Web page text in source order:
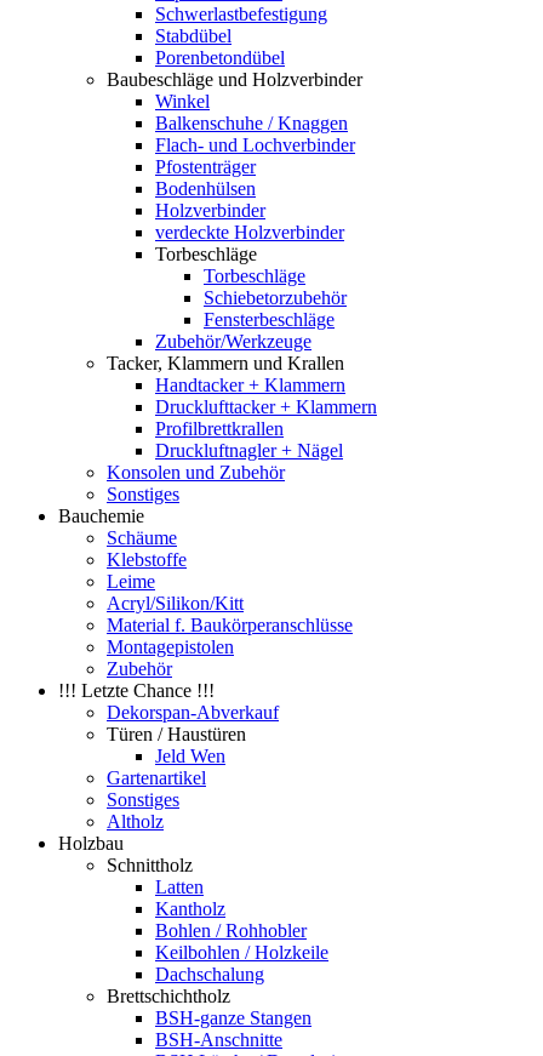
Schwerlastbefestigung
Stabdübel
Porenbetondübel
Baubeschläge und Holzverbinder
Winkel
Balkenschuhe / Knaggen
Flach- und Lochverbinder
Pfostenträger
Bodenhülsen
Holzverbinder
verdeckte Holzverbinder
Torbeschläge
Torbeschläge
Schiebetorzubehör
Fensterbeschläge
Zubehör/Werkzeuge
Tacker, Klammern und Krallen
Handtacker + Klammern
Drucklufttacker + Klammern
Profilbrettkrallen
Druckluftnagler + Nägel
Konsolen und Zubehör
Sonstiges
Bauchemie
Schäume
Klebstoffe
Leime
Acryl/Silikon/Kitt
Material f. Baukörperanschlüsse
Montagepistolen
Zubehör
!!! Letzte Chance !!!
Dekorspan-Abverkauf
Türen / Haustüren
Jeld Wen
Gartenartikel
Sonstiges
Altholz
Holzbau
Schnittholz
Latten
Kantholz
Bohlen / Rohhobler
Keilbohlen / Holzkeile
Dachschalung
Brettschichtholz
BSH-ganze Stangen
BSH-Anschnitte